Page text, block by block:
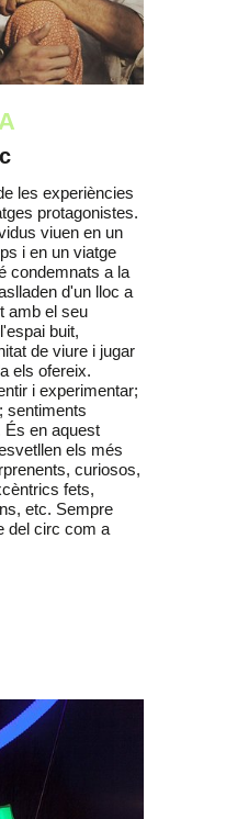
les experiències
protagonistes.
viuen en un
i en un viatge
condemnats a la
d'un lloc a
amb el seu
buit,
de viure i jugar
els ofereix.
i experimentar;
sentiments
És en aquest
els més
curiosos,
fets,
etc. Sempre
del circ com a